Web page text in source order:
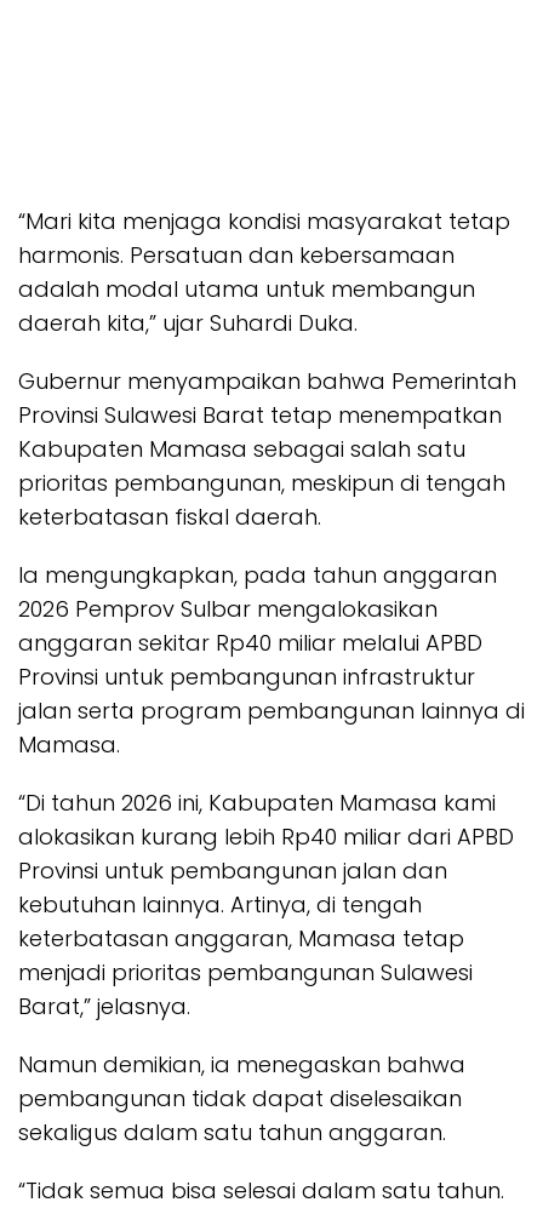
“Mari kita menjaga kondisi masyarakat tetap
harmonis. Persatuan dan kebersamaan
adalah modal utama untuk membangun
daerah kita,” ujar Suhardi Duka.
Gubernur menyampaikan bahwa Pemerintah
Provinsi Sulawesi Barat tetap menempatkan
Kabupaten Mamasa sebagai salah satu
prioritas pembangunan, meskipun di tengah
keterbatasan fiskal daerah.
Ia mengungkapkan, pada tahun anggaran
2026 Pemprov Sulbar mengalokasikan
anggaran sekitar Rp40 miliar melalui APBD
Provinsi untuk pembangunan infrastruktur
jalan serta program pembangunan lainnya di
Mamasa.
“Di tahun 2026 ini, Kabupaten Mamasa kami
alokasikan kurang lebih Rp40 miliar dari APBD
Provinsi untuk pembangunan jalan dan
kebutuhan lainnya. Artinya, di tengah
keterbatasan anggaran, Mamasa tetap
menjadi prioritas pembangunan Sulawesi
Barat,” jelasnya.
Namun demikian, ia menegaskan bahwa
pembangunan tidak dapat diselesaikan
sekaligus dalam satu tahun anggaran.
“Tidak semua bisa selesai dalam satu tahun.